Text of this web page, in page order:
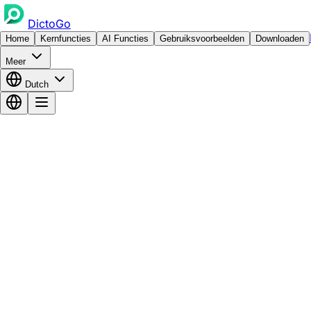
DictoGo
Home Kernfuncties AI Functies Gebruiksvoorbeelden Downloaden
Meer
Dutch